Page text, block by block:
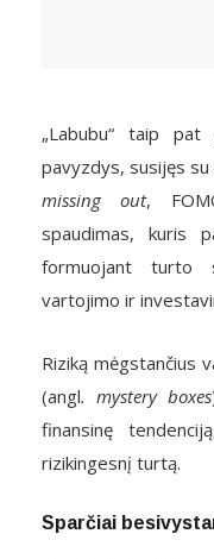
„Labubu“ taip pat
pavyzdys, susijęs
missing out,
spaudimas, kuris
formuojant turto
vartojimo ir
Riziką mėgstančius
(angl. mystery boxes
finansinę
rizikingesnį turtą.
Sparčiai